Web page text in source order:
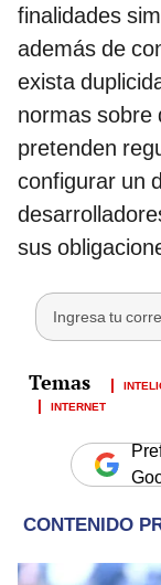
finalidades
además de
exista
normas sobre
pretenden
configurar un
sus
INTERNET